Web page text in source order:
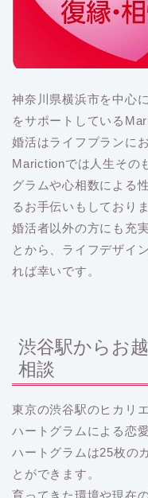
神奈川県横浜市を中心
をサポートしている
婚活はライフプランに
Marictionでは人生その
グラムや心相数による
るお手伝いもしておりま
婚活者以外の方にも充
とから、ライフデザイ
れば幸いです。
渋谷駅からお
相談
東京の渋谷駅のヒカリ
ハートグラムによる恋
ハートグラムは25枚の
とができます。
育ってきた環境や現在